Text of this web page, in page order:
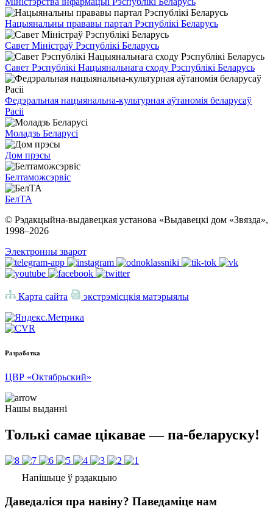
Нацыянальны прававы партал Рэспублікі Беларусь
Савет Міністраў Рэспублікі Беларусь
Савет Рэспублікі Нацыянальнага сходу Рэспублікі Беларусь
Федэральная нацыянальна-культурная аўтаномія беларусаў
Расіі
Моладзь Беларусі
Дом прэсы
Белтаможсэрвіс
БелТА
© Рэдакцыйна-выдавецкая установа «Выдавецкі дом «Звязда»,
1998–2026
Электронны зварот
Карта сайта экстрэмісцкія матэрыялы
Разработка
ЦВР «Октябрьский»
Нашы выданні
Толькі самае цікавае — па-беларуску!
Напішыце ў рэдакцыю
Даведаліся пра навіну? Паведаміце нам